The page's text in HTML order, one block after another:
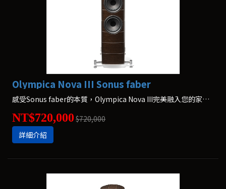
Olympica Nova III Sonus faber
感受Sonus faber的本質，Olympica Nova III完美融入您的家及音樂。
NT$720,000 $720,000
詳細介紹